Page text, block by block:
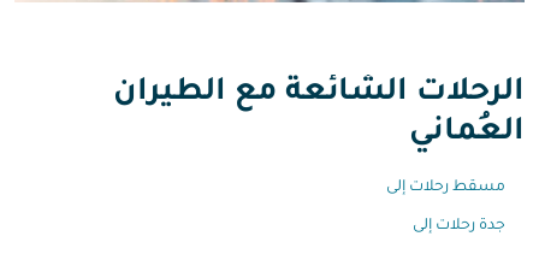
الرحلات الشائعة مع الطيران
العُماني
مسقط رحلات إلى
جدة رحلات إلى